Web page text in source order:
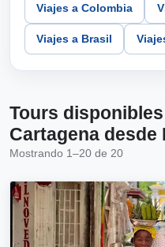
Viajes a Colombia
Viajes a Brasil
Tours
Cartagena desde
Mostrando 1–20 de 20